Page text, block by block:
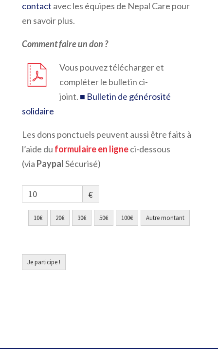
contact avec les équipes de Nepal Care pour
en savoir plus.
Comment faire un don ?
Vous pouvez télécharger et
compléter le bulletin ci-
joint. ■ Bulletin de générosité
solidaire
Les dons ponctuels peuvent aussi être faits à
l’aide du formulaire en ligneci-dessous
(via PaypalSécurisé)
€
10€ 20€ 30€ 50€ 100€ Autre montant
Je participe !